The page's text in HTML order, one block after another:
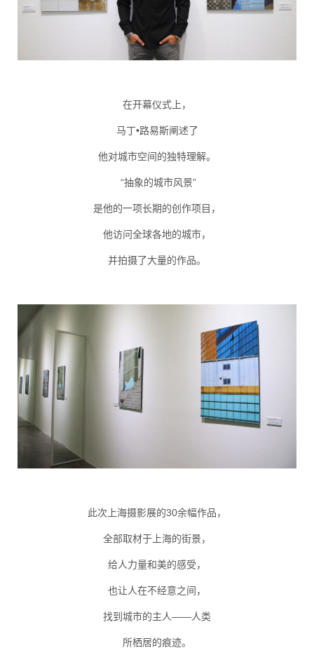
在开幕仪式上，
马丁•路易斯阐述了
他对城市空间的独特理解。
“抽象的城市风景”
是他的一项长期的创作项目，
他访问全球各地的城市，
并拍摄了大量的作品。
此次上海摄影展的30余幅作品，
全部取材于上海的街景，
给人力量和美的感受，
也让人在不经意之间，
找到城市的主人——人类
所栖居的痕迹。